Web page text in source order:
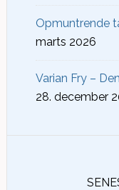
Opmuntrende
marts 2026
Varian Fry –
28. december